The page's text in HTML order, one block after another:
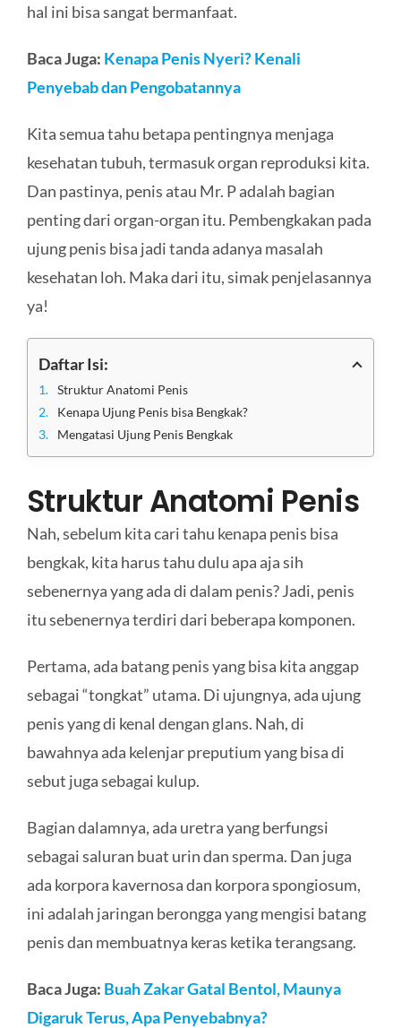
hal ini bisa sangat bermanfaat.
Baca Juga: Kenapa Penis Nyeri? Kenali
Penyebab dan Pengobatannya
Kita semua tahu betapa pentingnya menjaga
kesehatan tubuh, termasuk organ reproduksi kita.
Dan pastinya, penis atau Mr. P adalah bagian
penting dari organ-organ itu. Pembengkakan pada
ujung penis bisa jadi tanda adanya masalah
kesehatan loh. Maka dari itu, simak penjelasannya
ya!
Daftar Isi:
Struktur Anatomi Penis
Kenapa Ujung Penis bisa Bengkak?
Mengatasi Ujung Penis Bengkak
Struktur Anatomi Penis
Nah, sebelum kita cari tahu kenapa penis bisa
bengkak, kita harus tahu dulu apa aja sih
sebenernya yang ada di dalam penis? Jadi, penis
itu sebenernya terdiri dari beberapa komponen.
Pertama, ada batang penis yang bisa kita anggap
sebagai “tongkat” utama. Di ujungnya, ada ujung
penis yang di kenal dengan glans. Nah, di
bawahnya ada kelenjar preputium yang bisa di
sebut juga sebagai kulup.
Bagian dalamnya, ada uretra yang berfungsi
sebagai saluran buat urin dan sperma. Dan juga
ada korpora kavernosa dan korpora spongiosum,
ini adalah jaringan berongga yang mengisi batang
penis dan membuatnya keras ketika terangsang.
Baca Juga: Buah Zakar Gatal Bentol, Maunya
Digaruk Terus, Apa Penyebabnya?